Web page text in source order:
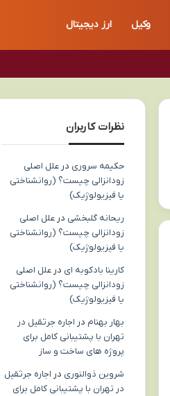
وکیل ارز دیجیتال
نظرات کاربران
حکیمه سروری در علل اصلی
زودانزالی چیست؟ (روانشناختی
یا فیزیولوژیک)
ریحانه گلبخشی در علل اصلی
زودانزالی چیست؟ (روانشناختی
یا فیزیولوژیک)
کارینا بادکوبه ای در علل اصلی
زودانزالی چیست؟ (روانشناختی
یا فیزیولوژیک)
بهار بهنام در اجاره جرثقیل در
تهران با پشتیبانی کامل برای
پروژه های ساخت و ساز
شروین ذوالنوری در اجاره جرثقیل
در تهران با پشتیبانی کامل برای